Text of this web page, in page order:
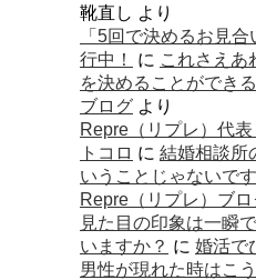
靴直し より
「5回で決めるお見
行中！
に これさえあ
を決めることができ
ブログ より
Repre（リプレ）代
トコロ に 結婚相談所
いうことじゃないです
Repre（リプレ）ブロ
見た目の印象は一瞬
いますか？ に 婚活で
男性が現れた時はこ